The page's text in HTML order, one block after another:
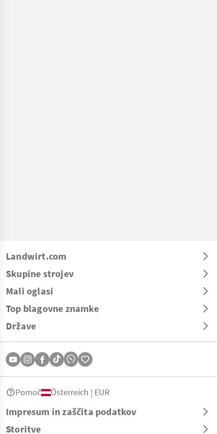
Landwirt.com
Skupine strojev
Mali oglasi
Top blagovne znamke
Države
Impresum in zaščita podatkov
Storitve
Pomoč Österreich | EUR